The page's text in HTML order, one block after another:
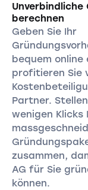
berechnen
Geben Sie Ihr
bequem online
profitieren Sie
Partner.
wenigen Klicks
zusammen,
AG für Sie
können.